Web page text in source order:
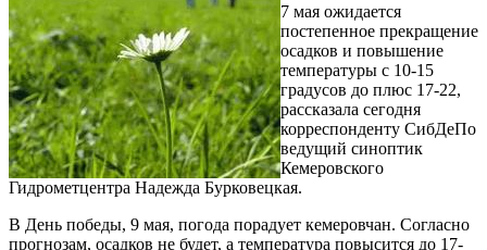
7 мая ожидается
постепенное прекращение
осадков и повышение
температуры с 10-15
градусов до плюс 17-22,
рассказала сегодня
корреспонденту СибДеПо
ведущий синоптик
Кемеровского
Гидрометцентра Надежда Бурковецкая.
В День победы, 9 мая, погода порадует кемеровчан. Согласно
прогнозам, осадков не будет, а температура повысится до 17-